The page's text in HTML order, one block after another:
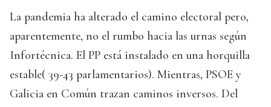
La pandemia ha alterado el camino electoral pero,
aparentemente, no el rumbo hacia las urnas según
Infortécnica. El PP está instalado en una horquilla
estable( 39-43 parlamentarios). Mientras, PSOE y
Galicia en Común trazan caminos inversos. Del